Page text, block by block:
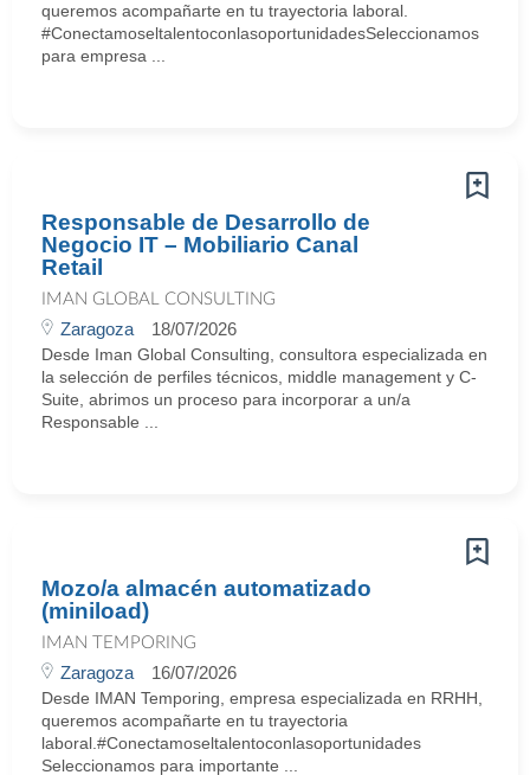
queremos acompañarte en tu trayectoria laboral.
#ConectamoseltalentoconlasoportunidadesSeleccionamos
para empresa ...
Responsable de Desarrollo de
Negocio IT – Mobiliario Canal
Retail
IMAN GLOBAL CONSULTING
Zaragoza 18/07/2026
Desde Iman Global Consulting, consultora especializada en
la selección de perfiles técnicos, middle management y C-
Suite, abrimos un proceso para incorporar a un/a
Responsable ...
Mozo/a almacén automatizado
(miniload)
IMAN TEMPORING
Zaragoza 16/07/2026
Desde IMAN Temporing, empresa especializada en RRHH,
queremos acompañarte en tu trayectoria
laboral.#Conectamoseltalentoconlasoportunidades
Seleccionamos para importante ...